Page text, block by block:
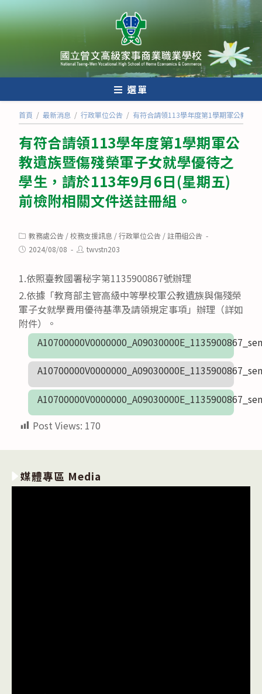
跳
轉
至
內
選單
首頁 / 最新消息 / 行政單位公告 / 有符合請領113學年度第1學期軍公教遺
有符合請領113學年度第1學期軍公
教遺族暨傷殘榮軍子女就學優待之
學生，請於113年9月6日(星期五)
前檢附相關文件送註冊組。
Post
category:
教務處公告 /校務支援訊息 /行政單位公告 /註冊組公告
Post2024/08/08
Posttwvstn203
1.依照臺教國署秘字第1135900867號辦理
2.依據「教育部主管高級中等學校軍公教遺族與傷殘榮
軍子女就學費用優待基準及請領規定事項」辦理（詳如
附件）。
Post Views: 170
媒體專區 Media